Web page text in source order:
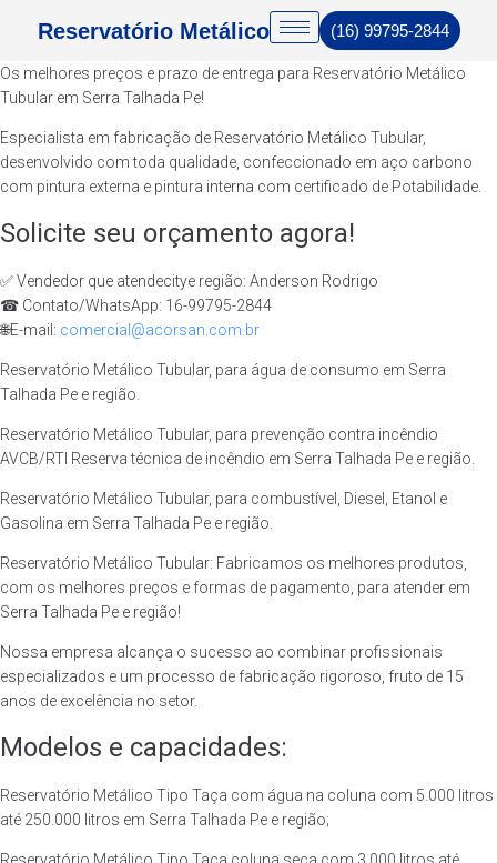
Reservatório Metálico (16) 99795-2844
Os melhores preços e prazo de entrega para Reservatório Metálico
Tubular em Serra Talhada Pe!
Especialista em fabricação de Reservatório Metálico Tubular,
desenvolvido com toda qualidade, confeccionado em aço carbono
com pintura externa e pintura interna com certificado de Potabilidade.
Solicite seu orçamento agora!
✅ Vendedor que atendecitye região: Anderson Rodrigo
☎ Contato/WhatsApp: 16-99795-2844
🌐E-mail: comercial@acorsan.com.br
Reservatório Metálico Tubular, para água de consumo em Serra
Talhada Pe e região.
Reservatório Metálico Tubular, para prevenção contra incêndio
AVCB/RTI Reserva técnica de incêndio em Serra Talhada Pe e região.
Reservatório Metálico Tubular, para combustível, Diesel, Etanol e
Gasolina em Serra Talhada Pe e região.
Reservatório Metálico Tubular: Fabricamos os melhores produtos,
com os melhores preços e formas de pagamento, para atender em
Serra Talhada Pe e região!
Nossa empresa alcança o sucesso ao combinar profissionais
especializados e um processo de fabricação rigoroso, fruto de 15
anos de excelência no setor.
Modelos e capacidades:
Reservatório Metálico Tipo Taça com água na coluna com 5.000 litros
até 250.000 litros em Serra Talhada Pe e região;